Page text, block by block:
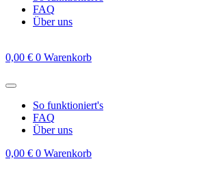
FAQ
Über uns
0,00 € 0 Warenkorb
So funktioniert's
FAQ
Über uns
0,00 € 0 Warenkorb